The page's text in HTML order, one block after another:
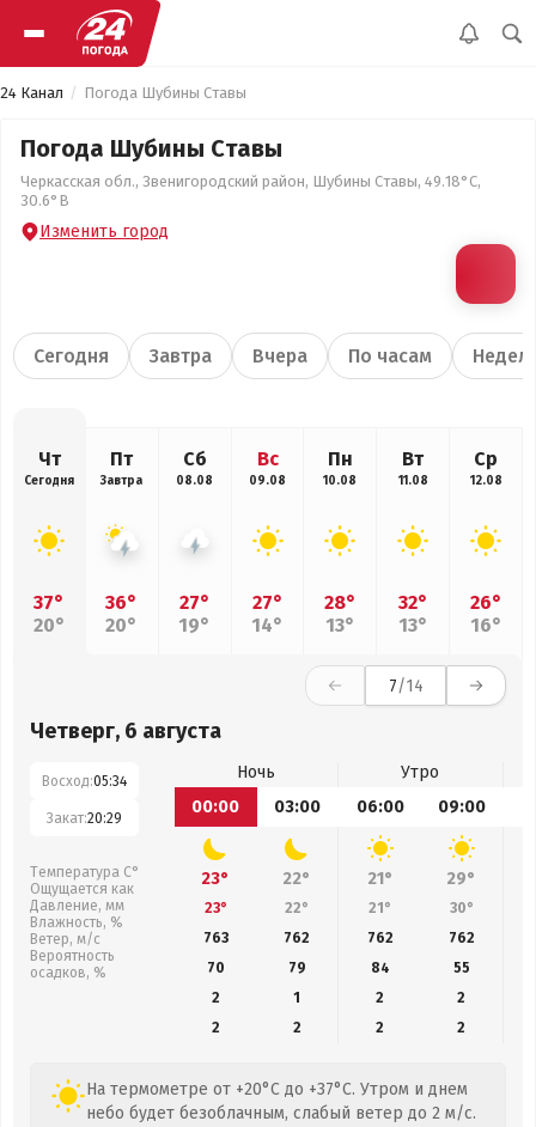
24 Канал Погода Шубины Ставы
Погода Шубины Ставы
Черкасская обл., Звенигородский район, Шубины Ставы, 49.18°С,
30.6°В
Изменить город
Сегодня Завтра Вчера По часам
Чт
Сегодня
37°
20°
Пт
Завтра
36°
20°
Сб
08.08
27°
19°
Вс
09.08
27°
14°
Пн
10.08
28°
13°
Вт
11.08
32°
13°
Ср
12.08
26°
16°
7/14
Четверг, 6 августа
Восход:05:34
Закат:20:29
Температура С°
Ощущается как
Давление, мм
Влажность, %
Ветер, м/с
Вероятность
осадков, %
Ночь
Утро
00:00
03:00 06:00 09:00
23° 22° 21° 29°
23° 22° 21° 30°
763
762 762 762
70
79 84 55
2
1 2
2
2
2 2 2
На термометре от +20°C до +37°C. Утром и днем
небо будет безоблачным, слабый ветер до 2 м/с.